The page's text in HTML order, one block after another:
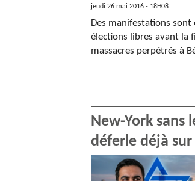
jeudi 26 mai 2016 - 18H08
Des manifestations sont
élections libres avant la
massacres perpétrés à
New-York sans
déferle déjà sur